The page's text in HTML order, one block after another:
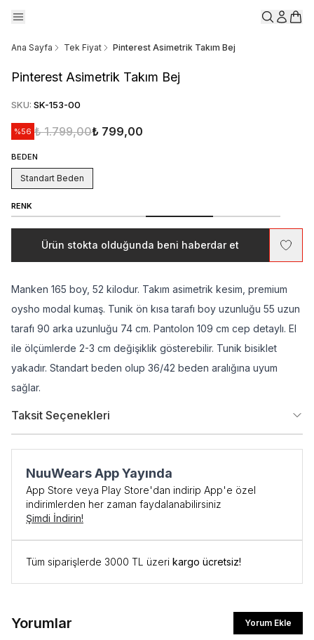
Ana Sayfa Tek Fiyat Pinterest Asimetrik Takım Bej
Pinterest Asimetrik Takım Bej
SKU: SK-153-00
%56 ₺ 1.799,00₺ 799,00
BEDEN
Standart Beden
RENK
Ürün stokta olduğunda beni haberdar et
Manken 165 boy, 52 kilodur. Takım asimetrik kesim, premium
oysho modal kumaş. Tunik ön kısa tarafı boy uzunluğu 55 uzun
tarafı 90 arka uzunluğu 74 cm. Pantolon 109 cm cep detaylı. El
ile ölçümlerde 2-3 cm değişiklik gösterebilir. Tunik bisiklet
yakadır. Standart beden olup 36/42 beden aralığına uyum
sağlar.
Taksit Seçenekleri
NuuWears App Yayında
App Store veya Play Store'dan indirip App'e özel
indirimlerden her zaman faydalanabilirsiniz
Şimdi İndirin!
Tüm siparişlerde 3000 TL üzeri kargo ücretsiz!
Yorumlar Yorum Ekle